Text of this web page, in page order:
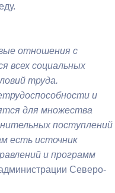
отношения с
всех социальных
труда.
и
для множества
поступлений
есть источник
и программ
Северо-